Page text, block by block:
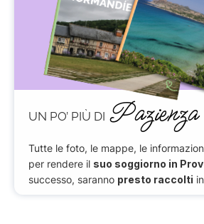
UN PO’ PIÙ DI Pazienza
Tutte le foto, le mappe, le
per rendere il suo soggiorno in
successo, saranno presto raccolti